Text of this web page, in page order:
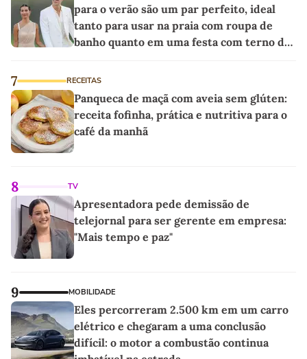
para o verão são um par perfeito, ideal
tanto para usar na praia com roupa de
banho quanto em uma festa com terno de
7 RECEITAS
Panqueca de maçã com aveia sem glúten:
receita fofinha, prática e nutritiva para o
café da manhã
8 TV
Apresentadora pede demissão de
telejornal para ser gerente em empresa:
"Mais tempo e paz"
9 MOBILIDADE
Eles percorreram 2.500 km em um carro
elétrico e chegaram a uma conclusão
difícil: o motor a combustão continua